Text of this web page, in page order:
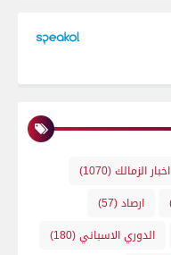
اخبار الزمالك(1070)
ارصاد(57)
الدوري الاسباني(180)